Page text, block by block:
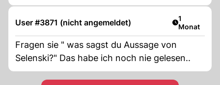
User #3871 (nicht angemeldet) Artikel
1
Monat
Fragen sie " was sagst du Aussage von
Selenski?" Das habe ich noch nie gelesen..